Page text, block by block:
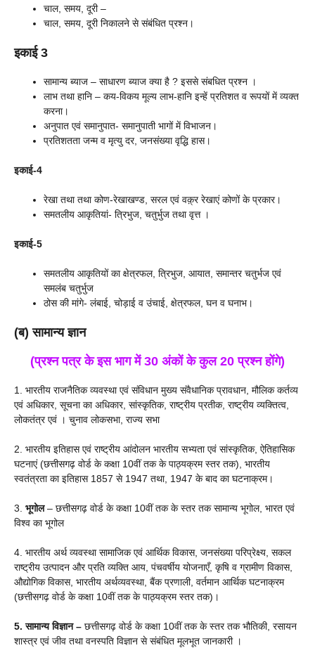
चाल, समय, दूरी –
चाल, समय, दूरी निकालने से संबंधित प्रश्न।
इकाई 3
सामान्य ब्याज – साधारण ब्याज क्या है ? इससे संबधित प्रश्न ।
लाभ तथा हानि – कय-विकय मूल्य लाभ-हानि इन्हें प्रतिशत व रूपयों में व्यक्त
करना।
अनुपात एवं समानुपात- समानुपाती भागों में विभाजन।
प्रतिशतता जन्म व मृत्यु दर, जनसंख्या वृद्धि हास।
इकाई-4
रेखा तथा तथा कोण-रेखाखण्ड, सरल एवं वक़्र रेखाएं कोणों के प्रकार।
समतलीय आकृतियां- त्रिभुज, चतुर्भुज तथा वृत्त ।
इकाई-5
समतलीय आकृतियों का क्षेत्रफल, त्रिभुज, आयात, समान्तर चतुर्भज एवं
समलंब चतुर्भुज
ठोस की मांगे- लंबाई, चोड़ाई व उंचाई, क्षेत्रफल, घन व घनाभ।
(ब) सामान्य ज्ञान
(प्रश्न पत्र के इस भाग में 30 अंकों के कुल 20 प्रश्न होंगे)
1. भारतीय राजनैतिक व्यवस्था एवं संविधान मुख्य संवैधानिक प्रावधान, मौलिक कर्तव्य
एवं अधिकार, सूचना का अधिकार, सांस्कृतिक, राष्ट्रीय प्रतीक, राष्ट्रीय व्यक्तित्व,
लोकतंत्र एवं । चुनाव लोकसभा, राज्य सभा
2. भारतीय इतिहास एवं राष्ट्रीय आंदोलन भारतीय सभ्यता एवं सांस्कृतिक, ऐतिहासिक
घटनाएं (छत्तीसगढ़ वोर्ड के कक्षा 10वीं तक के पाठ्यक्रम स्तर तक), भारतीय
स्वतंत्रता का इतिहास 1857 से 1947 तथा, 1947 के बाद का घटनाक्रम।
3. भूगोल– छत्तीसगढ़ वोर्ड के कक्षा 10वीं तक के स्तर तक सामान्य भूगोल, भारत एवं
विश्व का भूगोल
4. भारतीय अर्थ व्यवस्था सामाजिक एवं आर्थिक विकास, जनसंख्या परिप्रेक्ष्य, सकल
राष्ट्रीय उत्पादन और प्रति व्यक्ति आय, पंचवर्षीय योजनाएँ, कृषि व ग्रामीण विकास,
औद्योगिक विकास, भारतीय अर्थव्यवस्था, बैंक प्रणाली, वर्तमान आर्थिक घटनाक्रम
(छत्तीसगढ़ वोर्ड के कक्षा 10वीं तक के पाठ्यक्रम स्तर तक)।
5. सामान्य विज्ञान – छत्तीसगढ़ वोर्ड के कक्षा 10वीं तक के स्तर तक भौतिकी, रसायन
शास्त्र एवं जीव तथा वनस्पति विज्ञान से संबंधित मूलभूत जानकारी ।